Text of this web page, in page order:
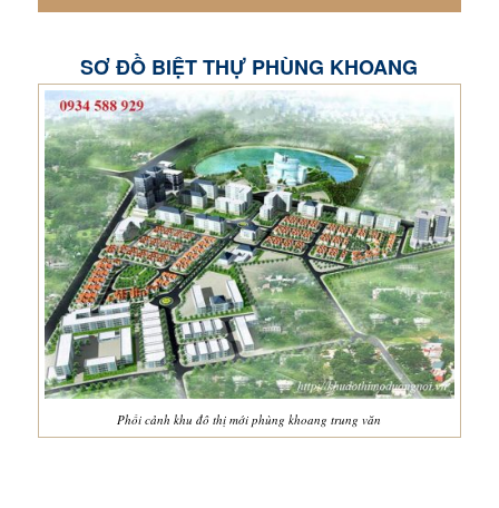
SƠ ĐỒ BIỆT THỰ PHÙNG KHOANG
Phối cảnh khu đô thị mới phùng khoang trung văn